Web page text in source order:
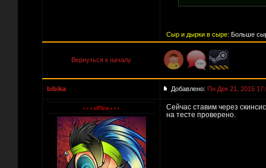
Сыр и дырки в сыре: Больше
Вернуться к началу
bibika Добавлено: Пн Дек 21, 2015
Сейчас ставим через
на тесте проверено.